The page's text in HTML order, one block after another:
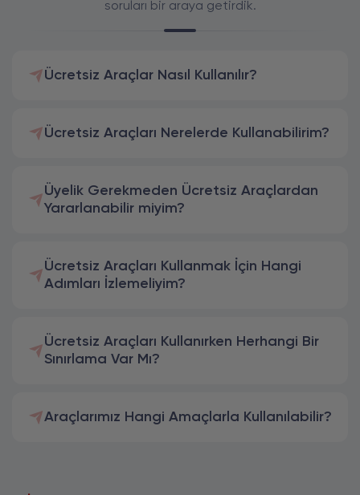
soruları bir araya getirdik.
Ücretsiz Araçlar Nasıl Kullanılır?
Ücretsiz Araçları Nerelerde Kullanabilirim?
Üyelik Gerekmeden Ücretsiz Araçlardan
Yararlanabilir miyim?
Ücretsiz Araçları Kullanmak İçin Hangi
Adımları İzlemeliyim?
Ücretsiz Araçları Kullanırken Herhangi Bir
Sınırlama Var Mı?
Araçlarımız Hangi Amaçlarla Kullanılabilir?